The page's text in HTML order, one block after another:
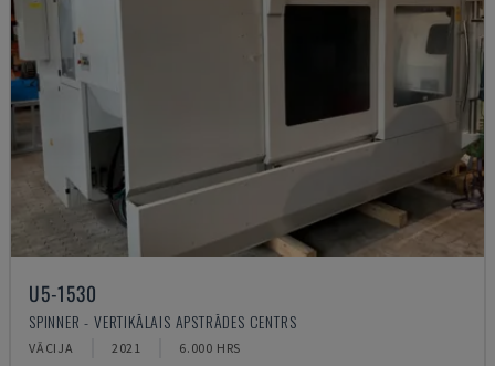
U5-1530
SPINNER - VERTIKĀLAIS APSTRĀDES CENTRS
VĀCIJA 2021 6.000 HRS